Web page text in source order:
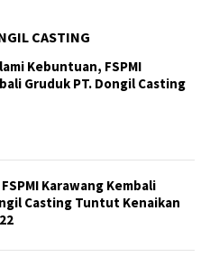
CASTING
Kebuntuan, FSPMI
Gruduk PT. Dongil Casting
Karawang Kembali
Casting Tuntut Kenaikan